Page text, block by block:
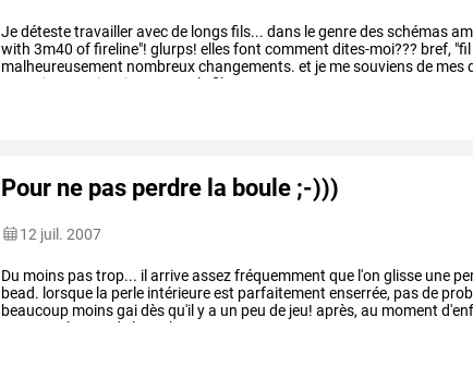
Jedétestetravailleravecde longsfils... dans legenredesschémas
with 3m40 offireline"! glurps! ellesfont comment dites-moi??? bref, "fil
malheureusement nombreuxchangements. et je mesouviensde mes
rentrais
consciencieusement le fil,
Pour ne pas perdre la boule ;-)))
12 juil. 2007
Du moins pastrop... il arriveassezfréquemment que l'on glisse une
bead. lorsque la perle intérieureest parfaitement enserrée, pasde
beaucoup moinsgaidèsqu'il ya un peu de jeu! après, au moment
le de la perle